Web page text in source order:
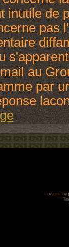
inutile de
pas
au
par
Powered by